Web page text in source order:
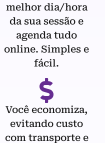
melhor dia/hora
da sua sessão e
agenda tudo
online. Simples e
fácil.
Você economiza,
evitando custo
com transporte e